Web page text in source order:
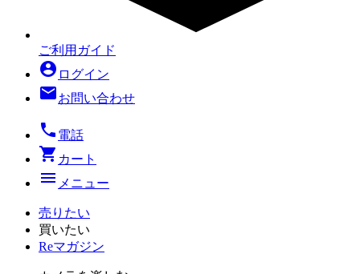
ご利用ガイド
account_circle ログイン
mailお問い合わせ
local_phone 電話
shopping_cart カート
menu メニュー
売りたい
買いたい
Reマガジン